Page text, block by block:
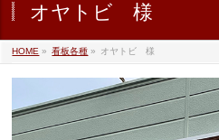
オヤトビ 様
HOME » 看板各種 » オヤトビ 様